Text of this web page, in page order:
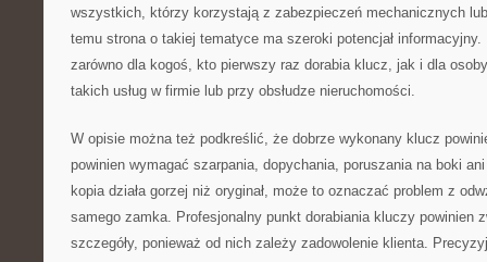
wszystkich, którzy korzystają z zabezpieczeń mechanicznych
temu strona o takiej tematyce ma szeroki potencjał
zarówno dla kogoś, kto pierwszy raz dorabia klucz, jak i dla
takich usług w firmie lub przy obsłudze nieruchomości.
W opisie można też podkreślić, że dobrze wykonany klucz
powinien wymagać szarpania, dopychania, poruszania na boki
kopia działa gorzej niż oryginał, może to oznaczać problem z
samego zamka. Profesjonalny punkt dorabiania kluczy powinien
szczegóły, ponieważ od nich zależy zadowolenie klienta.